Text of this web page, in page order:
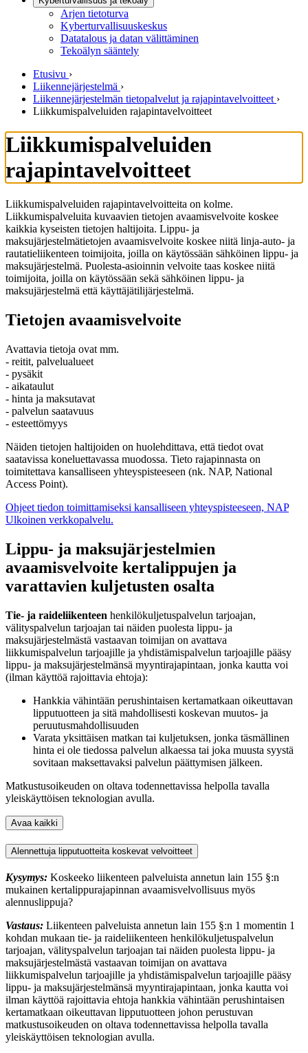
Arjen tietoturva
Kyberturvallisuuskeskus
Datatalous ja datan välittäminen
Tekoälyn sääntely
Etusivu ›
Liikennejärjestelmä ›
Liikennejärjestelmän tietopalvelut ja rajapintavelvoitteet ›
Liikkumispalveluiden rajapintavelvoitteet
Liikkumispalveluiden
rajapintavelvoitteet
Liikkumispalveluiden rajapintavelvoitteita on kolme.
Liikkumispalveluita kuvaavien tietojen avaamisvelvoite koskee
kaikkia kyseisten tietojen haltijoita. Lippu- ja
maksujärjestelmätietojen avaamisvelvoite koskee niitä linja-auto- ja
rautatieliikenteen toimijoita, joilla on käytössään sähköinen lippu- ja
maksujärjestelmä. Puolesta-asioinnin velvoite taas koskee niitä
toimijoita, joilla on käytössään sekä sähköinen lippu- ja
maksujärjestelmä että käyttäjätilijärjestelmä.
Tietojen avaamisvelvoite
Avattavia tietoja ovat mm.
- reitit, palvelualueet
- pysäkit
- aikataulut
- hinta ja maksutavat
- palvelun saatavuus
- esteettömyys
Näiden tietojen haltijoiden on huolehdittava, että tiedot ovat
saatavissa koneluettavassa muodossa. Tieto rajapinnasta on
toimitettava kansalliseen yhteyspisteeseen (nk. NAP, National
Access Point).
Ohjeet tiedon toimittamiseksi kansalliseen yhteyspisteeseen, NAP
Ulkoinen verkkopalvelu.
Lippu- ja maksujärjestelmien
avaamisvelvoite kertalippujen ja
varattavien kuljetusten osalta
Tie- ja raideliikenteen henkilökuljetuspalvelun tarjoajan,
välityspalvelun tarjoajan tai näiden puolesta lippu- ja
maksujärjestelmästä vastaavan toimijan on avattava
liikkumispalvelun tarjoajille ja yhdistämispalvelun tarjoajille pääsy
lippu- ja maksujärjestelmänsä myyntirajapintaan, jonka kautta voi
(ilman käyttöä rajoittavia ehtoja):
Hankkia vähintään perushintaisen kertamatkaan oikeuttavan
lipputuotteen ja sitä mahdollisesti koskevan muutos- ja
peruutusmahdollisuuden
Varata yksittäisen matkan tai kuljetuksen, jonka täsmällinen
hinta ei ole tiedossa palvelun alkaessa tai joka muusta syystä
sovitaan maksettavaksi palvelun päättymisen jälkeen.
Matkustusoikeuden on oltava todennettavissa helpolla tavalla
yleiskäyttöisen teknologian avulla.
Avaa kaikki
Alennettuja lipputuotteita koskevat velvoitteet
Kysymys: Koskeeko liikenteen palveluista annetun lain 155 §:n
mukainen kertalippurajapinnan avaamisvelvollisuus myös
alennuslippuja?
Vastaus: Liikenteen palveluista annetun lain 155 §:n 1 momentin 1
kohdan mukaan tie- ja raideliikenteen henkilökuljetuspalvelun
tarjoajan, välityspalvelun tarjoajan tai näiden puolesta lippu- ja
maksujärjestelmästä vastaavan toimijan on avattava
liikkumispalvelun tarjoajille ja yhdistämispalvelun tarjoajille pääsy
lippu- ja maksujärjestelmänsä myyntirajapintaan, jonka kautta voi
ilman käyttöä rajoittavia ehtoja hankkia vähintään perushintaisen
kertamatkaan oikeuttavan lipputuotteen johon perustuvan
matkustusoikeuden on oltava todennettavissa helpolla tavalla
yleiskäyttöisen teknologian avulla.